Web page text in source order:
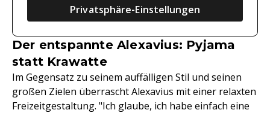
Privatsphäre-Einstellungen
Der entspannte Alexavius: Pyjama
statt Krawatte
Im Gegensatz zu seinem auffälligen Stil und seinen
großen Zielen überrascht Alexavius mit einer relaxten
Freizeitgestaltung. "Ich glaube, ich habe einfach eine